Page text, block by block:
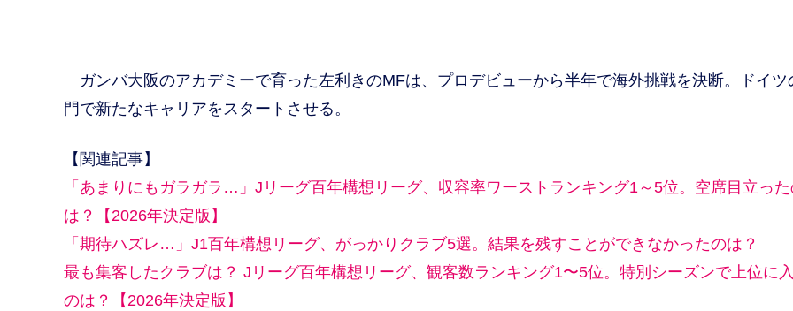
ガンバ大阪のアカデミーで育った左利きのMFは、プロデビューから半年で海外挑戦を決断。ドイツ
門で新たなキャリアをスタートさせる。
【関連記事】
「あまりにもガラガラ…」Jリーグ百年構想リーグ、収容率ワーストランキング1～5位。空席目立っ
は？【2026年決定版】
「期待ハズレ…」J1百年構想リーグ、がっかりクラブ5選。結果を残すことができなかったのは？
最も集客したクラブは？ Jリーグ百年構想リーグ、観客数ランキング1〜5位。特別シーズンで上位に
のは？【2026年決定版】